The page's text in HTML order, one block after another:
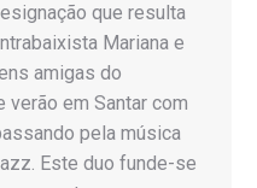
que resulta
Mariana e
amigas do
verão em Santar com
pela música
Este duo funde-se